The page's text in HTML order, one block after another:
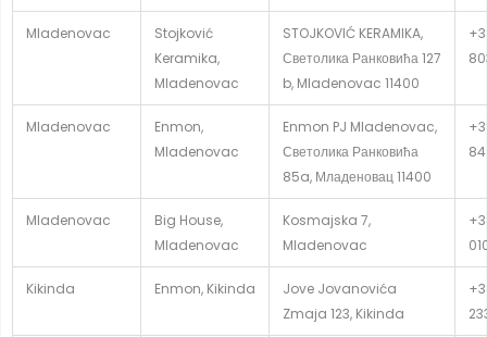
Mladenovac
Stojković
Keramika,
Mladenovac
STOJKOVIĆ KERAMIKA,
Светолика Ранковића 127
b, Mladenovac 11400
Mladenovac
Enmon,
Mladenovac
Enmon PJ Mladenovac,
Светолика Ранковића
85a, Младеновац 11400
84
Mladenovac
Big House,
Mladenovac
Kosmajska 7,
Mladenovac
Kikinda Enmon, Kikinda
Jove Jovanovića
Zmaja 123, Kikinda